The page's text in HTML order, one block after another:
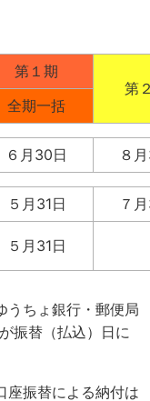
第１期
第
全期一括
６月30日
８
５月31日
７
５月31日
うちょ銀行・郵便局
振替（払込）日に
座振替による納付は